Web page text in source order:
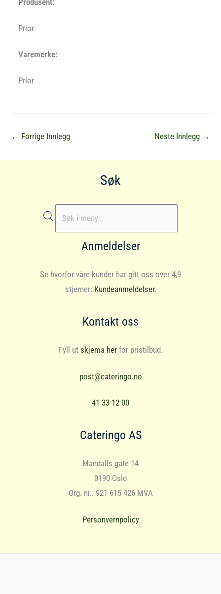
Prior
Varemerke:
Prior
← Forrige Innlegg Neste Innlegg →
Søk
Anmeldelser
Se hvorfor våre kunder har gitt oss over 4,9
stjerner: Kundeanmeldelser.
Kontakt oss
Fyll ut skjema herfor pristilbud.
post@cateringo.no
41 33 12 00
Cateringo AS
Mandalls gate 14
0190 Oslo
Org. nr.: 921 615 426 MVA
Personvernpolicy